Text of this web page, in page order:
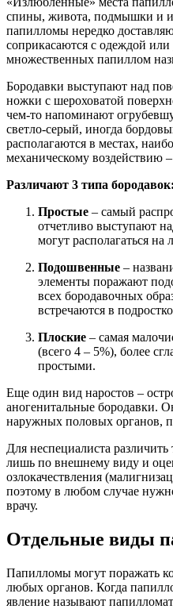
спины, живота, подмышки и
папилломы нередко
соприкасаются с одеждой
множественных папиллом
Бородавки выступают над
ножки с шероховатой
чем-то напоминают
светло-серый, иногда
располагаются в местах,
механическому воздействию
Различают 3 типа бородавок:
Простые – самый
отчетливо выступают
могут располагаться на
Подошвенные –
элементы поражают
всех бородавочных
встречаются в
Плоские – самая
(всего 4 – 5%), более
простыми.
Еще один вид наростов –
аногенитальные бородавки.
наружных половых органов,
Для неспециалиста
лишь по внешнему виду и
озлокачествления
поэтому в любом случае
врачу.
Отдельные виды
Папилломы могут поражать
любых органов. Когда
явление называют